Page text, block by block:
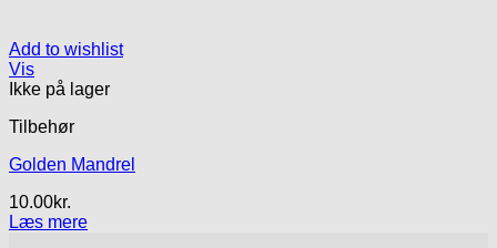
Add to wishlist
Vis
Ikke på lager
Tilbehør
Golden Mandrel
10.00kr.
Læs mere